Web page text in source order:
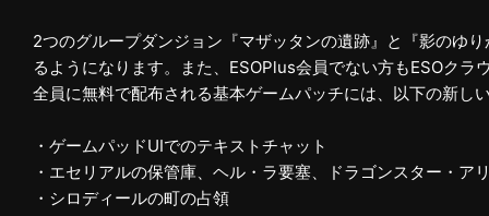
2つのグループダンジョン『マザッタンの遺跡』と『影のゆ
るようになります。また、ESOPlus会員でない方もESOク
全員に無料で配布される基本ゲームパッチには、以下の新し
・ゲームパッドUIでのテキストチャット
・エセリアルの保管庫、ヘル・ラ要塞、ドラゴンスター・ア
・シロディールの町の占領